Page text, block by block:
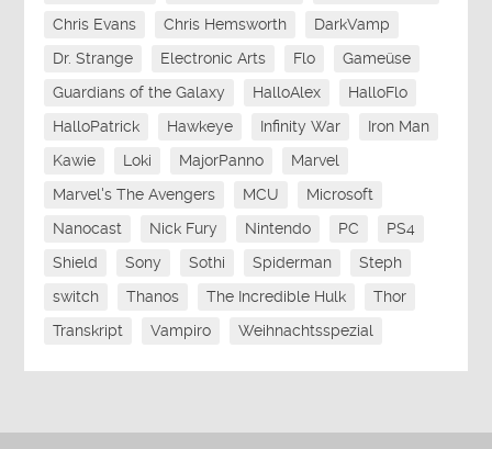
Chris Evans
Chris Hemsworth
DarkVamp
Dr. Strange
Electronic Arts Flo
Gameüse
Guardians of the Galaxy
HalloAlex
HalloFlo
HalloPatrick
Hawkeye Infinity War
Iron Man
Kawie
Loki MajorPanno
Marvel
Marvel's The Avengers
MCU
Microsoft
Nanocast
Nick Fury Nintendo PC
PS4
Shield
Sony Sothi Spiderman
Steph
switch
Thanos The Incredible Hulk
Thor
Transkript
Vampiro Weihnachtsspezial